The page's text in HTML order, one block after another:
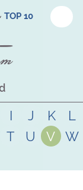
TOP 10
I J K
L
T U V
W